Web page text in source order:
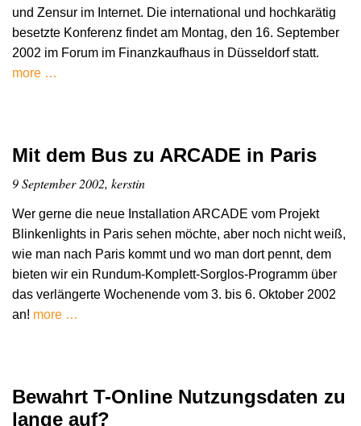
und Zensur im Internet. Die international und hochkarätig
besetzte Konferenz findet am Montag, den 16. September
2002 im Forum im Finanzkaufhaus in Düsseldorf statt.
more …
Mit dem Bus zu ARCADE in Paris
9 September 2002, kerstin
Wer gerne die neue Installation ARCADE vom Projekt
Blinkenlights in Paris sehen möchte, aber noch nicht weiß,
wie man nach Paris kommt und wo man dort pennt, dem
bieten wir ein Rundum-Komplett-Sorglos-Programm über
das verlängerte Wochenende vom 3. bis 6. Oktober 2002
an! more …
Bewahrt T-Online Nutzungsdaten zu
lange auf?